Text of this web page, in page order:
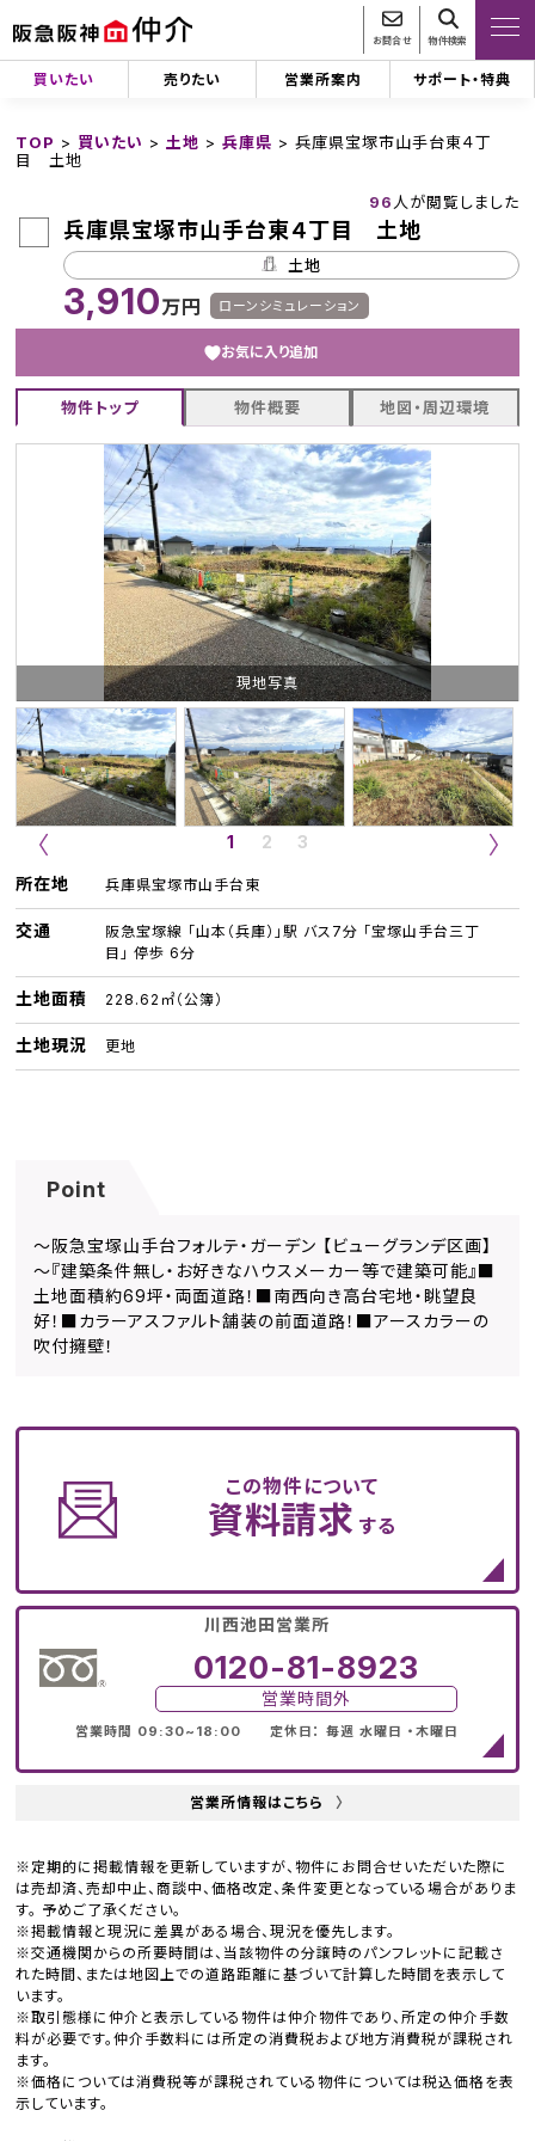
お問合せ 物件検索
買いたい 売りたい 営業所案内 サポート・特典
TOP > 買いたい > 土地 >兵庫県 >兵庫県宝塚市山手台東４丁
目 土地
96 人が閲覧しました
兵庫県宝塚市山手台東４丁目 土地
土地
3,910万円 ローンシミュレーション
お気に入り追加
物件トップ 物件概要 地図・周辺環境
現地写真
1 2 3
所在地 兵庫県宝塚市山手台東
交通
阪急宝塚線 「山本（兵庫）」駅 バス7分 「宝塚山手台三丁
目」 停歩 6分
土地面積 228.62㎡（公簿）
土地現況 更地
Point
～阪急宝塚山手台フォルテ・ガーデン 【ビューグランデ区画】
～『建築条件無し・お好きなハウスメーカー等で建築可能』■
土地面積約69坪・両面道路！■南西向き高台宅地・眺望良
好！■カラーアスファルト舗装の前面道路！■アースカラーの
吹付擁壁！
この物件について
資料請求 する
川西池田営業所
0120-81-8923
営業時間外
営業時間 09:30~18:00 定休日： 毎週 水曜日 ・木曜日
営業所情報はこちら 〉
※定期的に掲載情報を更新していますが、物件にお問合せいただいた際に
は売却済、売却中止、商談中、価格改定、条件変更となっている場合がありま
す。 予めご了承ください。
※掲載情報と現況に差異がある場合、現況を優先します。
※交通機関からの所要時間は、当該物件の分譲時のパンフレットに記載さ
れた時間、または地図上での道路距離に基づいて計算した時間を表示して
います。
※取引態様に仲介と表示している物件は仲介物件であり、所定の仲介手数
料が必要です。仲介手数料には所定の消費税および地方消費税が課税され
ます。
※価格については消費税等が課税されている物件については税込価格を表
示しています。